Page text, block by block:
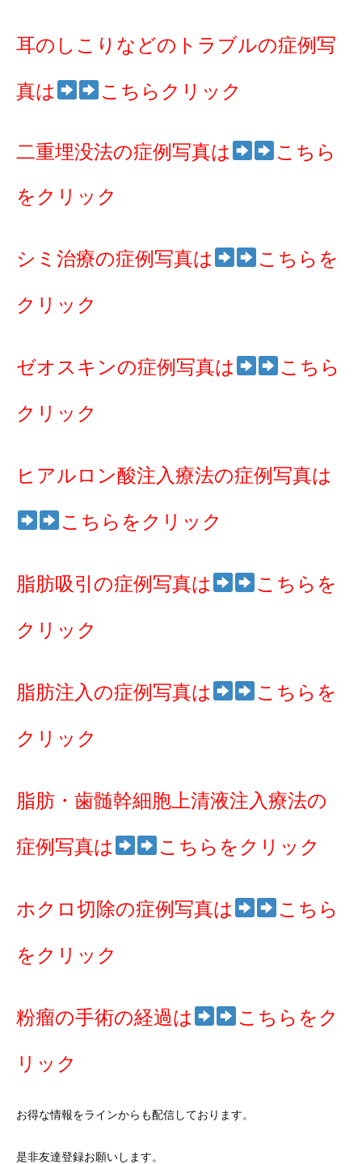
耳のしこりなどのトラブルの症例写
真は こちらクリック
二重埋没法の症例写真は こちら
をクリック
シミ治療の症例写真は こちらを
クリック
ゼオスキンの症例写真は こちら
クリック
ヒアルロン酸注入療法の症例写真は
こちらをクリック
脂肪吸引の症例写真は こちらを
クリック
脂肪注入の症例写真は こちらを
クリック
脂肪・歯髄幹細胞上清液注入療法の
症例写真は こちらをクリック
ホクロ切除の症例写真は こちら
をクリック
粉瘤の手術の経過は こちらをク
リック
お得な情報をラインからも配信しております。
是非友達登録お願いします。